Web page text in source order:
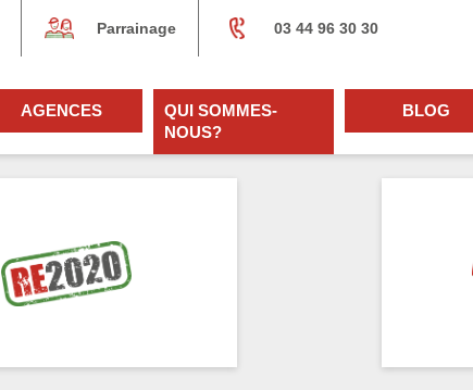
Parrainage 03 44 96 30 30
AGENCES
QUI SOMMES-
NOUS?
BLOG